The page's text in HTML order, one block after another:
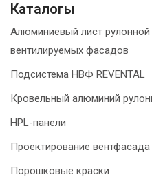
Каталогы
Алюминиевый лист
вентилируемых фасадов
Подсистема НВФ REVENTAL
Кровельный алюминий
HPL-панели
Проектирование вентфасада
Порошковые краски